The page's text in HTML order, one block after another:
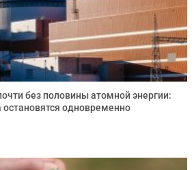
без половины атомной энергии:
одновременно